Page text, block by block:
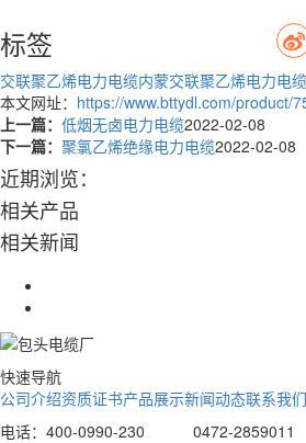
标签
交联聚乙烯电力电缆内蒙交联聚乙烯电力电缆
本文网址： https://www.bttydl.com/product/
上一篇： 低烟无卤电力电缆2022-02-08
下一篇： 聚氯乙烯绝缘电力电缆2022-02-08
近期浏览：
相关产品
相关新闻
快速导航
公司介绍资质证书产品展示新闻动态联系我们
电话：400-0990-230 0472-2859011